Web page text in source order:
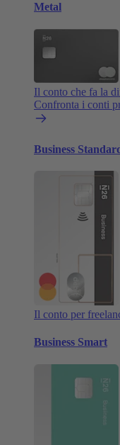
Metal
Il conto che fa la
Confronta i conti
Business
Il conto per
Business Smart